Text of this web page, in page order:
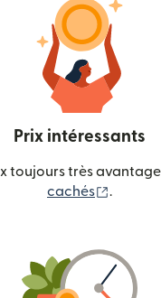
Prix intéressants
toujours très
cachés
.